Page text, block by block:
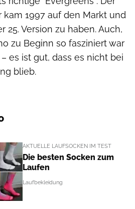
kam 1997 auf den Markt und
25. Version zu haben. Auch,
zu Beginn so fasziniert war
es ist gut, dass es nicht bei
blieb.
AKTUELLE LAUFSOCKEN IM TEST
Die besten Socken zum
Laufen
Laufbekleidung